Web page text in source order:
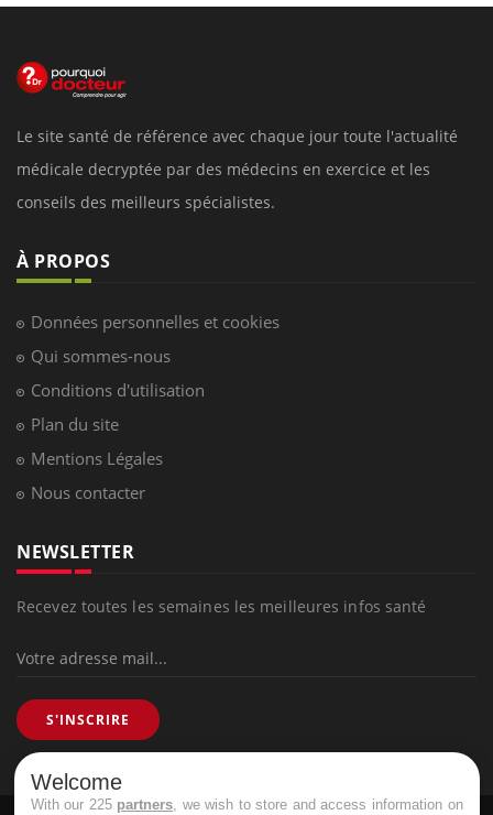
Le site santé de référence avec chaque jour toute l'actualité
médicale decryptée par des médecins en exercice et les
conseils des meilleurs spécialistes.
À PROPOS
Données personnelles et cookies
Qui sommes-nous
Conditions d'utilisation
Plan du site
Mentions Légales
Nous contacter
NEWSLETTER
Recevez toutes les semaines les meilleures infos santé
S'INSCRIRE
Welcome
With our 225 partners , we wish to store and access information on